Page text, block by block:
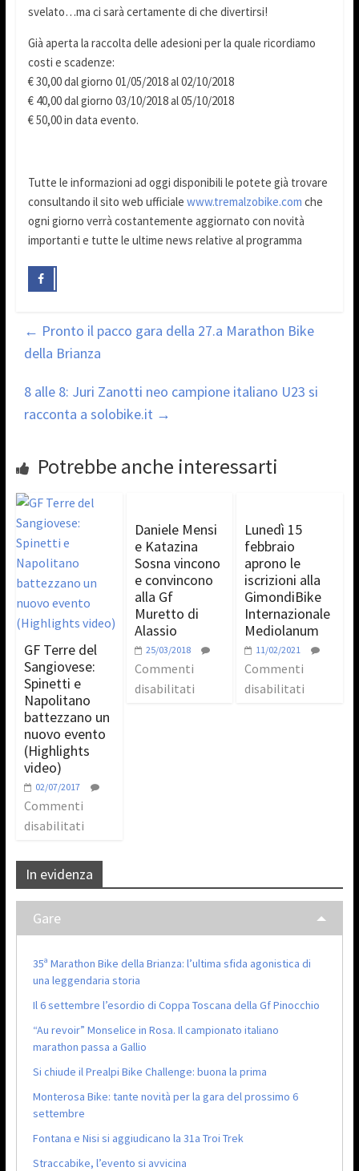
svelato…ma ci sarà certamente di che divertirsi!
Già aperta la raccolta delle adesioni per la quale ricordiamo
costi e scadenze:
€ 30,00 dal giorno 01/05/2018 al 02/10/2018
€ 40,00 dal giorno 03/10/2018 al 05/10/2018
€ 50,00 in data evento.
Tutte le informazioni ad oggi disponibili le potete già trovare
consultando il sito web ufficiale www.tremalzobike.com che
ogni giorno verrà costantemente aggiornato con novità
importanti e tutte le ultime news relative al programma
← Pronto il pacco gara della 27.a Marathon Bike
della Brianza
8 alle 8: Juri Zanotti neo campione italiano U23 si
racconta a solobike.it →
Potrebbe anche interessarti
GF Terre del
Sangiovese:
Spinetti e
Napolitano
battezzano un
nuovo evento
(Highlights
video)
02/07/2017
Commenti
disabilitati
Daniele Mensi
e Katazina
Sosna vincono
e convincono
alla Gf
Muretto di
Alassio
25/03/2018
Commenti
disabilitati
Lunedì 15
febbraio
aprono le
iscrizioni alla
GimondiBike
Internazionale
Mediolanum
11/02/2021
Commenti
disabilitati
In evidenza
Gare
35ª Marathon Bike della Brianza: l’ultima sfida agonistica di
una leggendaria storia
Il 6 settembre l’esordio di Coppa Toscana della Gf Pinocchio
“Au revoir” Monselice in Rosa. Il campionato italiano
marathon passa a Gallio
Si chiude il Prealpi Bike Challenge: buona la prima
Monterosa Bike: tante novità per la gara del prossimo 6
settembre
Fontana e Nisi si aggiudicano la 31a Troi Trek
Straccabike, l’evento si avvicina